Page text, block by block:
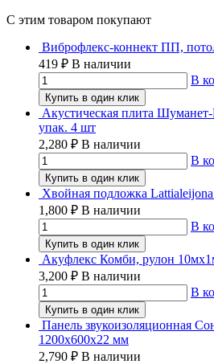
C этим товаром покупают
Виброфлекс-коннект ПП,
419 ₽ В наличии
В
Купить в один клик
Акустическая плита
упак. 4 шт
2,280 ₽ В наличии
В
Купить в один клик
Хвойная подложка
1,800 ₽ В наличии
В
Купить в один клик
Акуфлекс Комби, рулон
3,200 ₽ В наличии
В
Купить в один клик
Панель звукоизоляционная
1200х600х22 мм
2,790 ₽ В наличии